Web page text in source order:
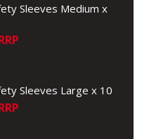
Sleeves Medium x
Sleeves Large x 10